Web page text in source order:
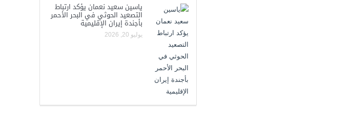
ياسين سعيد نعمان يؤكد ارتباط
التصعيد الحوثي في البحر الأحمر
بأجندة إيران الإقليمية
يوليو 20, 2026